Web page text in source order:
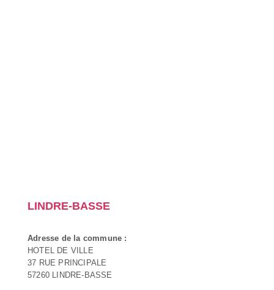
LINDRE-BASSE
Adresse de la commune :
HOTEL DE VILLE
37 RUE PRINCIPALE
57260 LINDRE-BASSE